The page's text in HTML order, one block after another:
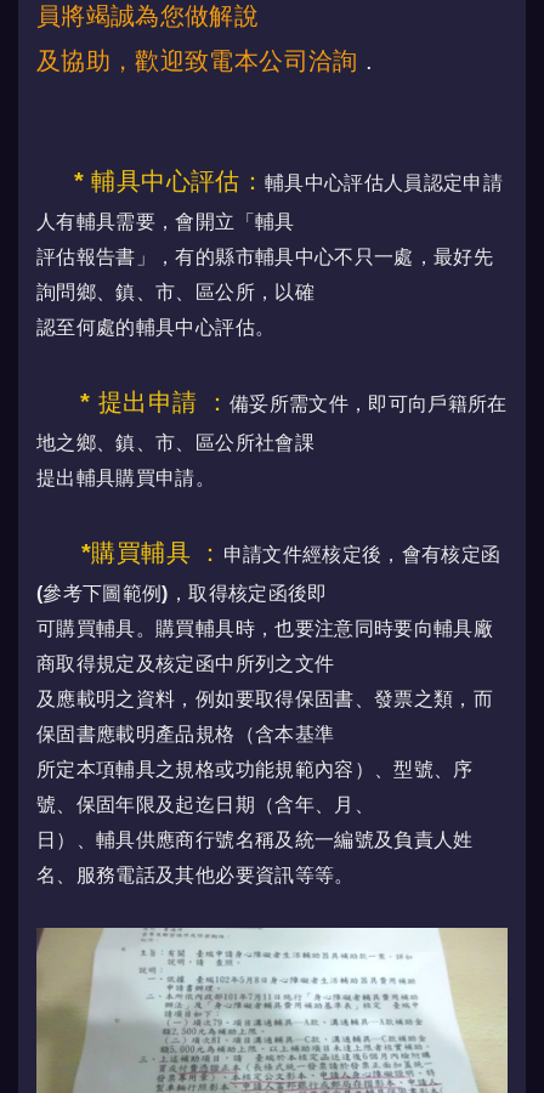
員將竭誠為您做解說
及協助，歡迎致電本公司洽詢 .
* 輔具中心評估 ： 輔具中心評估人員認定申請
人有輔具需要，會開立「輔具
評估報告書」，有的縣市輔具中心不只一處，最好先
詢問鄉、鎮、市、區公所，以確
認至何處的輔具中心評估。
* 提出申請 ： 備妥所需文件，即可向戶籍所在
地之鄉、鎮、市、區公所社會課
提出輔具購買申請。
*購買輔具 ：
申請文件經核定後，會有核定函
(參考下圖範例)，取得核定函後即
可購買輔具。購買輔具時，也要注意同時要向輔具廠
商取得規定及核定函中所列之文件
及應載明之資料，例如要取得保固書、發票之類，而
保固書應載明產品規格（含本基準
所定本項輔具之規格或功能規範內容）、型號、序
號、保固年限及起迄日期（含年、月、
日）、輔具供應商行號名稱及統一編號及負責人姓
名、服務電話及其他必要資訊等等。